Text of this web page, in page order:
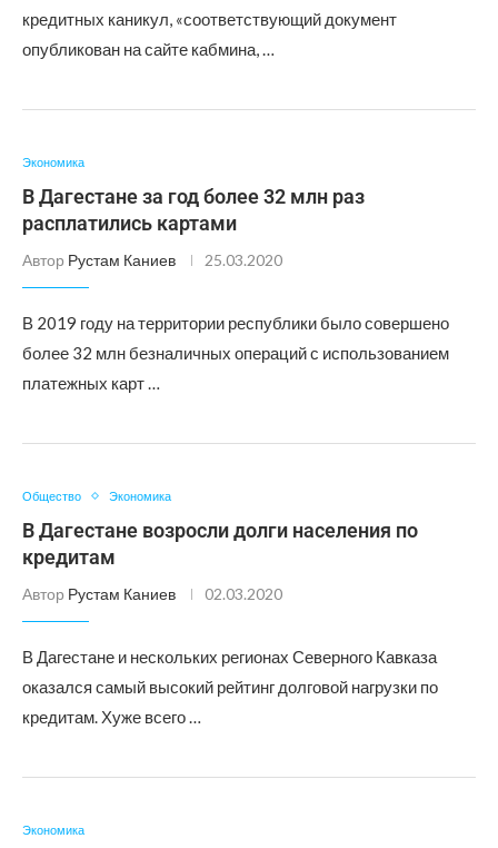
кредитных каникул, «соответствующий документ
опубликован на сайте кабмина, …
Экономика
В Дагестане за год более 32 млн раз
расплатились картами
Автор Рустам Каниев 25.03.2020
В 2019 году на территории республики было совершено
более 32 млн безналичных операций с использованием
платежных карт …
Общество Экономика
В Дагестане возросли долги населения по
кредитам
Автор Рустам Каниев 02.03.2020
В Дагестане и нескольких регионах Северного Кавказа
оказался самый высокий рейтинг долговой нагрузки по
кредитам. Хуже всего …
Экономика